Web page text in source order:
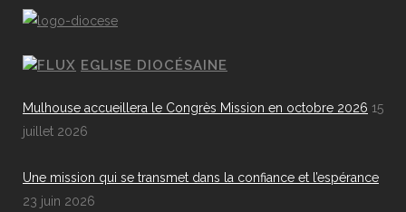
EGLISE DIOCÉSAINE
Mulhouse accueillera le Congrès Mission en octobre 2026 15
juillet 2026
Une mission qui se transmet dans la confiance et l’espérance
23 juin 2026